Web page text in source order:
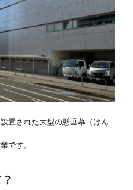
置された大型の懸垂幕（けん
です。